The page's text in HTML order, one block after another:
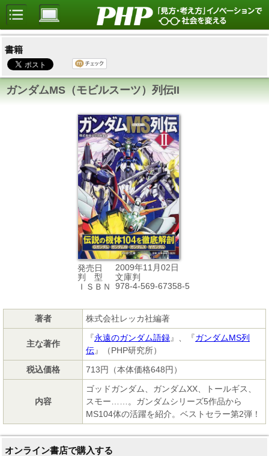
書籍
ガンダムMS（モビルスーツ）列伝II
発売日
2009年11月02日
判 型
文庫判
ＩＳＢＮ
978-4-569-67358-5
著者 株式会社レッカ社編著
主な著作
『永遠のガンダム語録』、『ガンダムMS列
伝』（PHP研究所）
税込価格
713円（本体価格648円）
内容
ゴッドガンダム、ガンダムXX、トールギス、
スモー……。ガンダムシリーズ5作品から
MS104体の活躍を紹介。ベストセラー第2弾！
オンライン書店で購入する